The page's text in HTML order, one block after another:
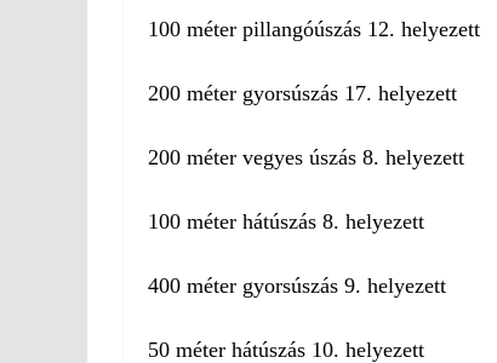
100 méter pillangóúszás 12. helyezett
200 méter gyorsúszás 17. helyezett
200 méter vegyes úszás 8. helyezett
100 méter hátúszás 8. helyezett
400 méter gyorsúszás 9. helyezett
50 méter hátúszás 10. helyezett